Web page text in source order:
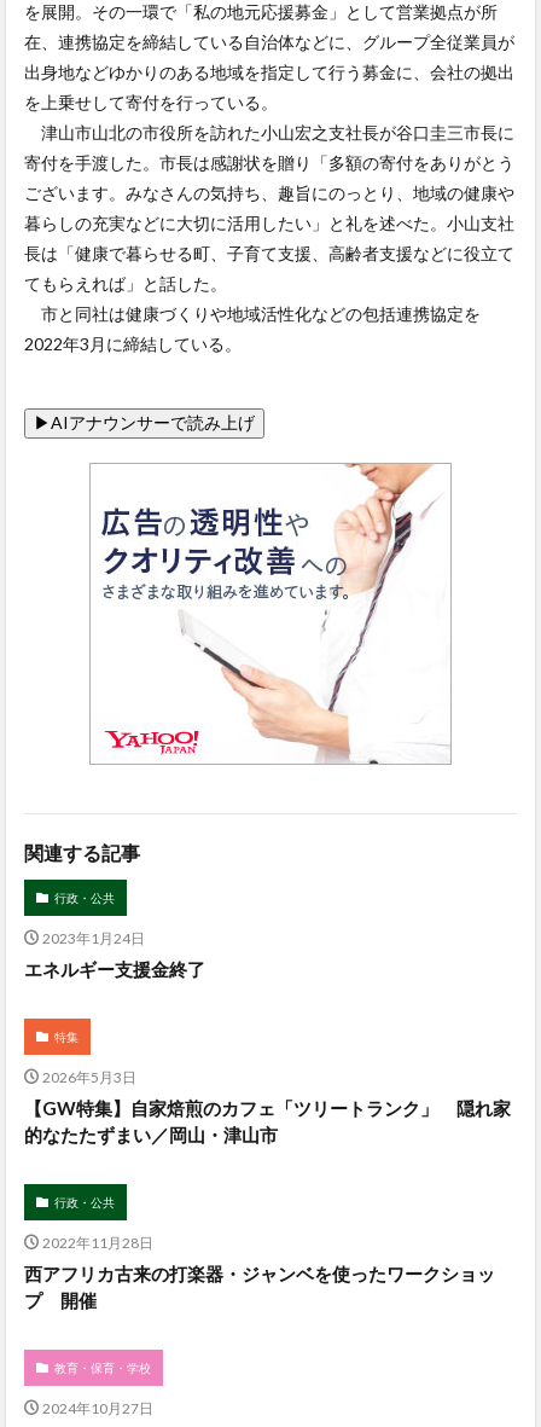
を展開。その一環で「私の地元応援募金」として営業拠点が所
在、連携協定を締結している自治体などに、グループ全従業員が
出身地などゆかりのある地域を指定して行う募金に、会社の拠出
を上乗せして寄付を行っている。
津山市山北の市役所を訪れた小山宏之支社長が谷口圭三市長に
寄付を手渡した。市長は感謝状を贈り「多額の寄付をありがとう
ございます。みなさんの気持ち、趣旨にのっとり、地域の健康や
暮らしの充実などに大切に活用したい」と礼を述べた。小山支社
長は「健康で暮らせる町、子育て支援、高齢者支援などに役立て
てもらえれば」と話した。
市と同社は健康づくりや地域活性化などの包括連携協定を
2022年3月に締結している。
関連する記事
行政・公共
2023年1月24日
エネルギー支援金終了
特集
2026年5月3日
【GW特集】自家焙煎のカフェ「ツリートランク」 隠れ家
的なたたずまい／岡山・津山市
行政・公共
2022年11月28日
西アフリカ古来の打楽器・ジャンベを使ったワークショッ
プ 開催
教育・保育・学校
2024年10月27日